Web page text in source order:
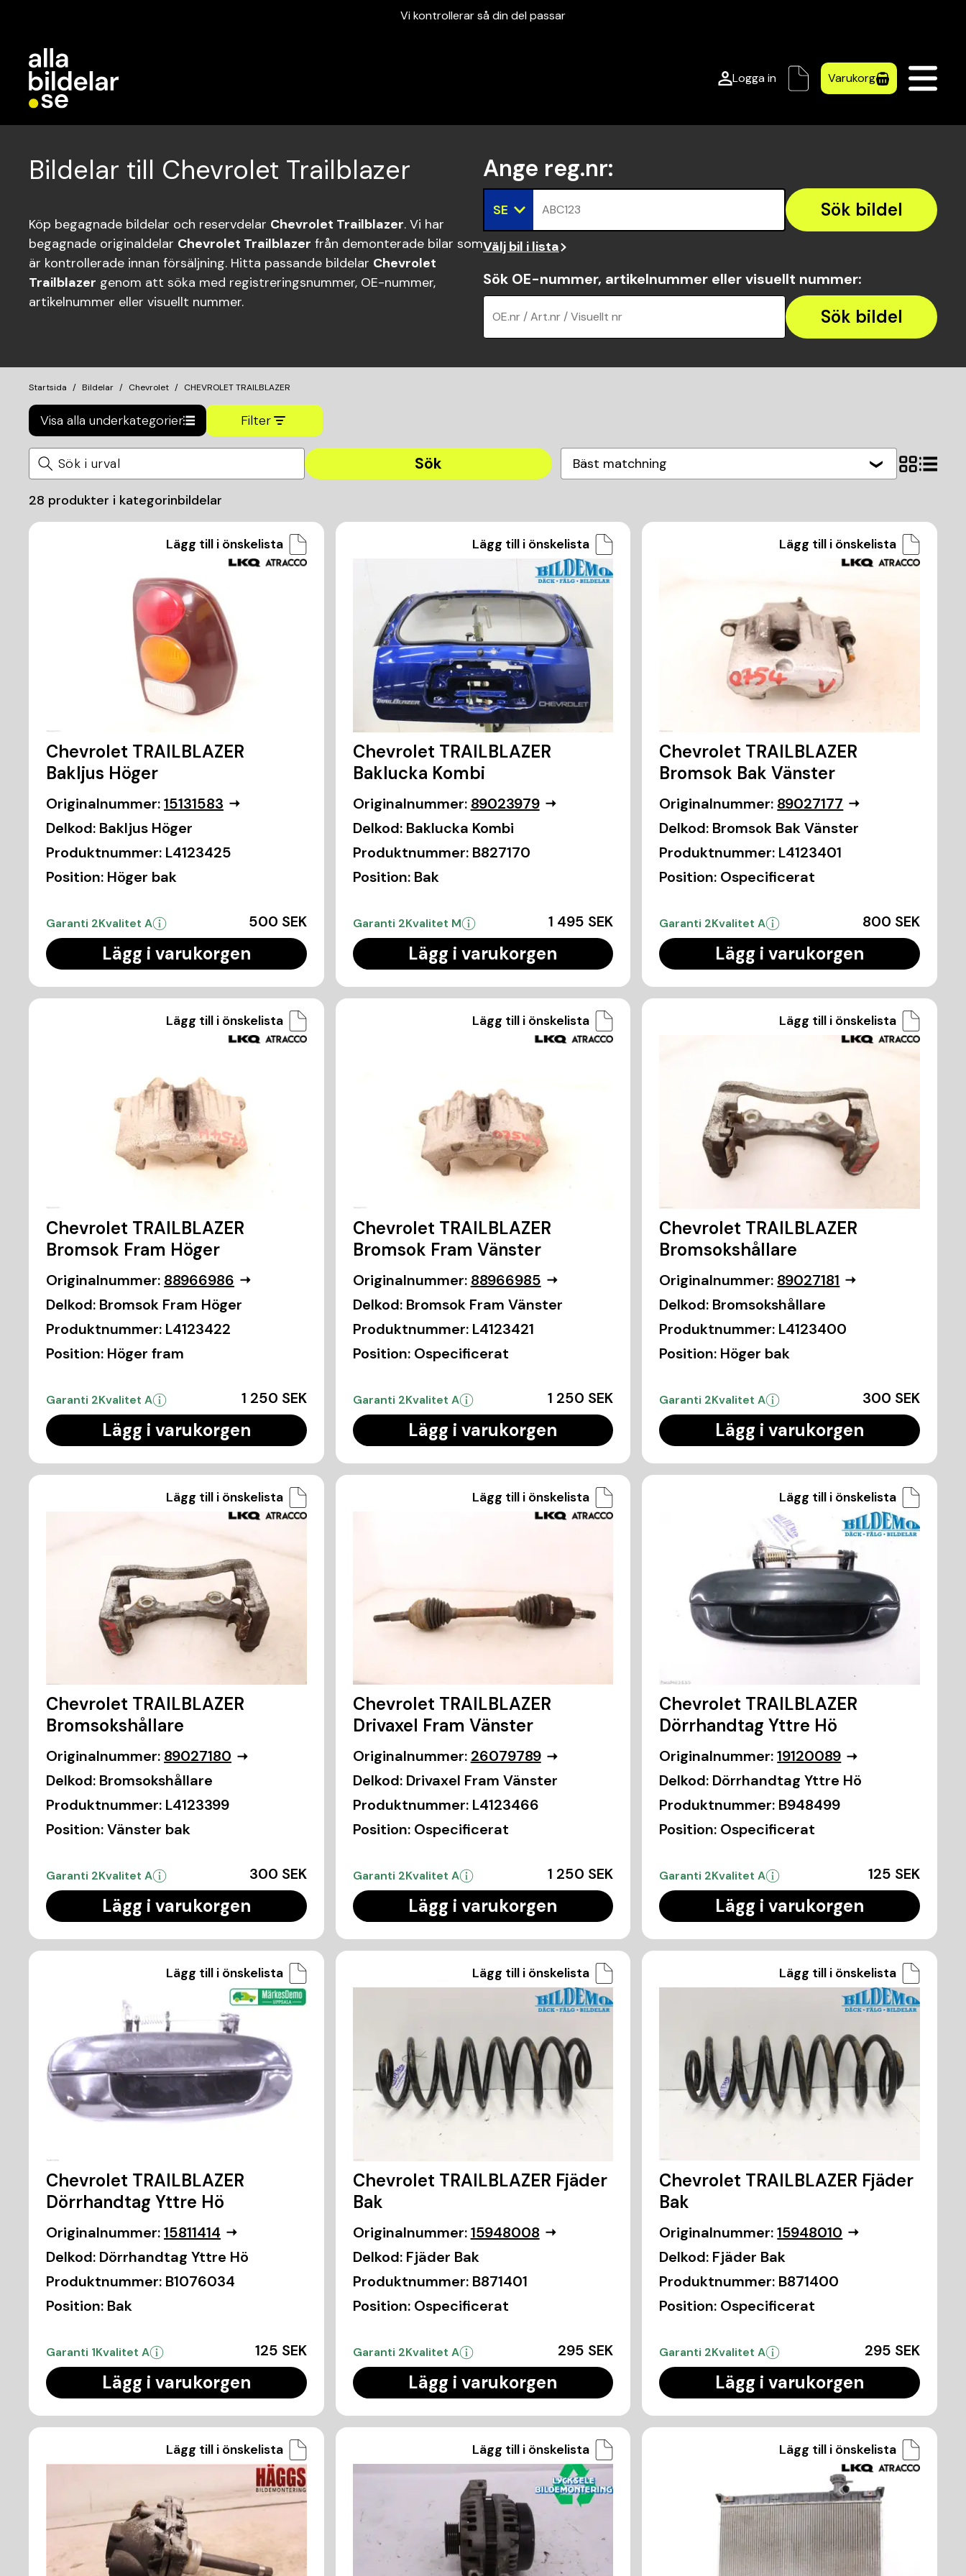
Vi kontrollerar så din del passar
Logga in Varukorg
Bildelar till Chevrolet Trailblazer
Köp begagnade bildelar och reservdelar Chevrolet Trailblazer. Vi har
begagnade originaldelar Chevrolet Trailblazer från demonterade bilar som
är kontrollerade innan försäljning. Hitta passande bildelar Chevrolet
Trailblazer genom att söka med registreringsnummer, OE-nummer,
artikelnummer eller visuellt nummer.
Ange reg.nr:
SE ABC123 Sök bildel
Välj bil i lista
Sök OE-nummer, artikelnummer eller visuellt nummer:
OE.nr / Art.nr / Visuellt nr Sök bildel
Startsida Bildelar Chevrolet CHEVROLET TRAILBLAZER
Visa alla underkategorier Filter
Sök Bäst matchning
28 produkter i kategorinbildelar
Lägg till i önskelista
Chevrolet TRAILBLAZER
Bakljus Höger
Originalnummer:15131583
Delkod: Bakljus Höger
Produktnummer: L4123425
Position: Höger bak
Garanti 2Kvalitet A 500 SEK
Lägg i varukorgen
Lägg till i önskelista
Chevrolet TRAILBLAZER
Baklucka Kombi
Originalnummer: 89023979
Delkod: Baklucka Kombi
Produktnummer: B827170
Position: Bak
Garanti 2Kvalitet M 1 495 SEK
Lägg i varukorgen
Lägg till i önskelista
Chevrolet TRAILBLAZER
Bromsok Bak Vänster
Originalnummer: 89027177
Delkod: Bromsok Bak Vänster
Produktnummer: L4123401
Position: Ospecificerat
Garanti 2Kvalitet A 800 SEK
Lägg i varukorgen
Lägg till i önskelista
Chevrolet TRAILBLAZER
Bromsok Fram Höger
Originalnummer: 88966986
Delkod: Bromsok Fram Höger
Produktnummer: L4123422
Position: Höger fram
Garanti 2Kvalitet A 1 250 SEK
Lägg i varukorgen
Lägg till i önskelista
Chevrolet TRAILBLAZER
Bromsok Fram Vänster
Originalnummer: 88966985
Delkod: Bromsok Fram Vänster
Produktnummer: L4123421
Position: Ospecificerat
Garanti 2Kvalitet A 1 250 SEK
Lägg i varukorgen
Lägg till i önskelista
Chevrolet TRAILBLAZER
Bromsokshållare
Originalnummer: 89027181
Delkod: Bromsokshållare
Produktnummer: L4123400
Position: Höger bak
Garanti 2Kvalitet A 300 SEK
Lägg i varukorgen
Lägg till i önskelista
Chevrolet TRAILBLAZER
Bromsokshållare
Originalnummer: 89027180
Delkod: Bromsokshållare
Produktnummer: L4123399
Position:Vänster bak
Garanti 2Kvalitet A 300 SEK
Lägg i varukorgen
Lägg till i önskelista
Chevrolet TRAILBLAZER
Drivaxel Fram Vänster
Originalnummer: 26079789
Delkod: Drivaxel Fram Vänster
Produktnummer: L4123466
Position: Ospecificerat
Garanti 2Kvalitet A 1 250 SEK
Lägg i varukorgen
Lägg till i önskelista
Chevrolet TRAILBLAZER
Dörrhandtag Yttre Hö
Originalnummer: 19120089
Delkod: Dörrhandtag Yttre Hö
Produktnummer: B948499
Position: Ospecificerat
Garanti 2Kvalitet A 125 SEK
Lägg i varukorgen
Lägg till i önskelista
Chevrolet TRAILBLAZER
Dörrhandtag Yttre Hö
Originalnummer:15811414
Delkod: Dörrhandtag Yttre Hö
Produktnummer: B1076034
Position: Bak
Garanti 1Kvalitet A 125 SEK
Lägg i varukorgen
Lägg till i önskelista
Chevrolet TRAILBLAZER Fjäder
Bak
Originalnummer: 15948008
Delkod: Fjäder Bak
Produktnummer: B871401
Position: Ospecificerat
Garanti 2Kvalitet A 295 SEK
Lägg i varukorgen
Lägg till i önskelista
Chevrolet TRAILBLAZER Fjäder
Bak
Originalnummer: 15948010
Delkod: Fjäder Bak
Produktnummer: B871400
Position: Ospecificerat
Garanti 2Kvalitet A 295 SEK
Lägg i varukorgen
Lägg till i önskelista Lägg till i önskelista Lägg till i önskelista